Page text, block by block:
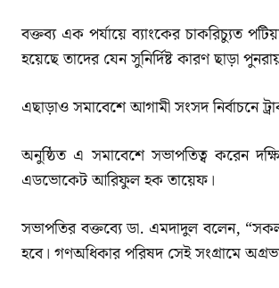
বক্তব্য এক পর্যায়ে ব্যাংকের চাকরিচ্যুত
হয়েছে তাদের যেন সুনির্দিষ্ট কারণ ছাড়া
এছাড়াও সমাবেশে আগামী সংসদ নির্বাচনে
অনুষ্ঠিত এ সমাবেশে সভাপতিত্ব করেন
এডভোকেট আরিফুল হক তায়েফ।
সভাপতির বক্তব্যে ডা. এমদাদুল বলেন,
হবে। গণঅধিকার পরিষদ সেই সংগ্রামে